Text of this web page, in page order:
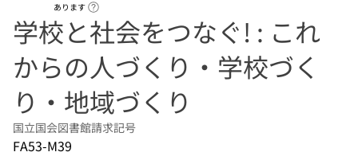
あります
学校と社会をつなぐ! : これ
からの人づくり・学校づく
り・地域づくり
国立国会図書館請求記号
FA53-M39